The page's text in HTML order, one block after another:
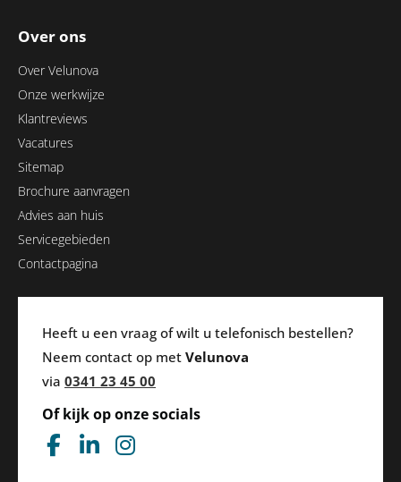
Over ons
Over Velunova
Onze werkwijze
Klantreviews
Vacatures
Sitemap
Brochure aanvragen
Advies aan huis
Servicegebieden
Contactpagina
Heeft u een vraag of wilt u telefonisch bestellen?
Neem contact op met Velunova
via 0341 23 45 00
Of kijk op onze socials
F
a
L I